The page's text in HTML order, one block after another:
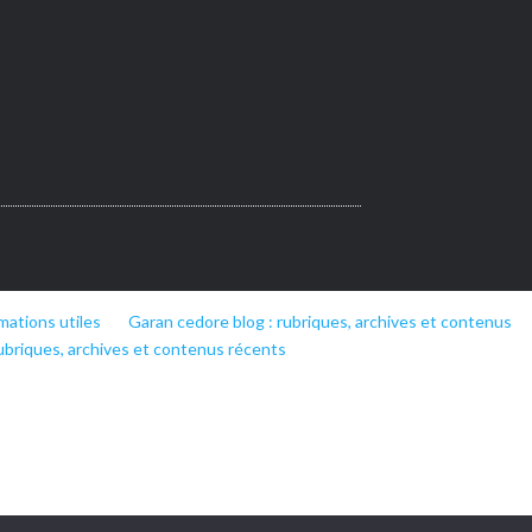
utiles
Garan cedore blog : rubriques, archives et contenus
archives et contenus récents